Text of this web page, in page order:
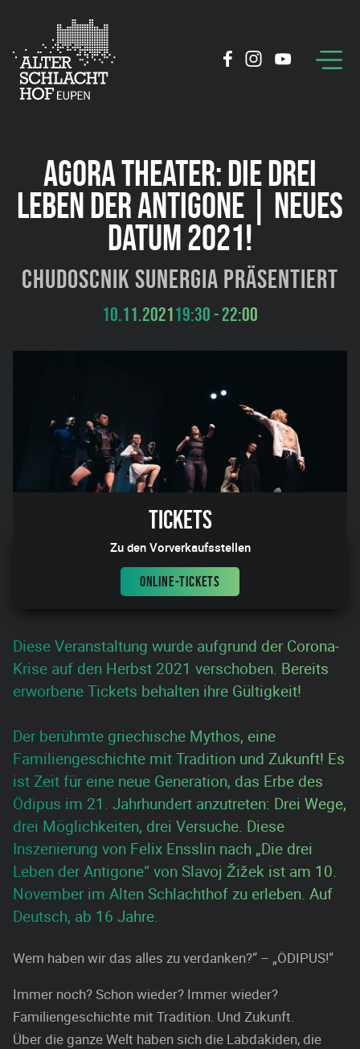
AGORA THEATER: DIE DREI
LEBEN DER ANTIGONE | NEUES
DATUM 2021!
Chudoscnik Sunergia präsentiert
10.11.202119:30 - 22:00
Tickets
Zu den Vorverkaufsstellen
ONLINE-TICKETS
Diese Veranstaltung wurde aufgrund der Corona-
Krise auf den Herbst 2021 verschoben. Bereits
erworbene Tickets behalten ihre Gültigkeit!
Der berühmte griechische Mythos, eine
Familiengeschichte mit Tradition und Zukunft! Es
ist Zeit für eine neue Generation, das Erbe des
Ödipus im 21. Jahrhundert anzutreten: Drei Wege,
drei Möglichkeiten, drei Versuche. Diese
Inszenierung von Felix Ensslin nach „Die drei
Leben der Antigone“ von Slavoj Žižek ist am 10.
November im Alten Schlachthof zu erleben. Auf
Deutsch, ab 16 Jahre.
Wem haben wir das alles zu verdanken?“ – „ÖDIPUS!“
Immer noch? Schon wieder? Immer wieder?
Familiengeschichte mit Tradition. Und Zukunft.
Über die ganze Welt haben sich die Labdakiden, die